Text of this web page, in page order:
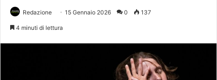
Redazione 15 Gennaio 2026 0 137
4 minuti di lettura